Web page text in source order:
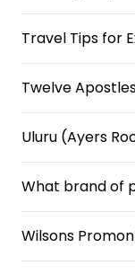
Travel Tips for
Twelve
Uluru (Ayers
What brand of
Wilsons